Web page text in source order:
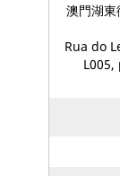
澳門湖
Rua do
L005,